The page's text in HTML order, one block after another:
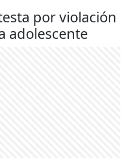
por violación
adolescente